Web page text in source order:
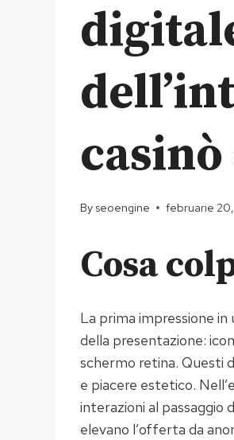
By seoengine februarie
Cosa
La prima impressione in
della presentazione:
schermo retina. Questi
e piacere estetico.
interazioni al passaggio
elevano l’offerta da